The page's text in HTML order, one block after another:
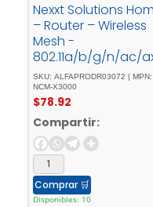
Nexxt Solutions
– Router – Wireless
Mesh -
802.11a/b/g/n/ac/
esktop
SKU: ALFAPRODR03072 | MPN:
NCM-X3000
$78.92
Compartir:
Comprar 🛒
Disponibles: 10